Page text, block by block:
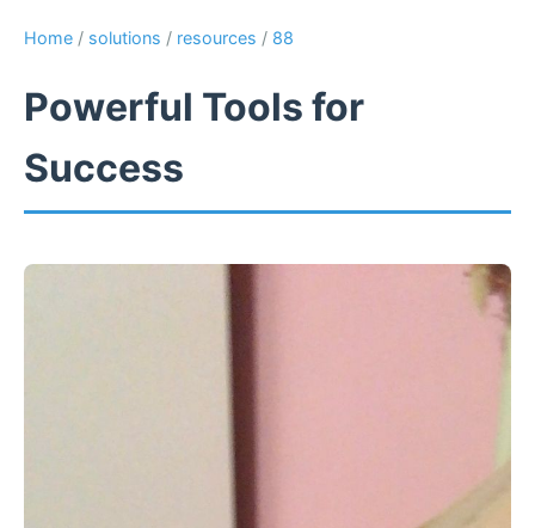
Home / solutions / resources / 88
Powerful Tools for
Success